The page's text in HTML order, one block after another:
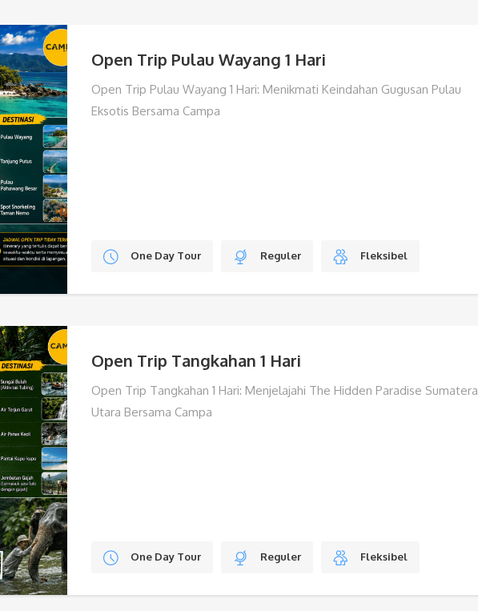
Open Trip Pulau Wayang 1 Hari
Open Trip Pulau Wayang 1 Hari: Menikmati Keindahan Gugusan Pulau
Eksotis Bersama Campa
One Day Tour Reguler Fleksibel
Open Trip Tangkahan 1 Hari
Open Trip Tangkahan 1 Hari: Menjelajahi The Hidden Paradise Sumatera
Utara Bersama Campa
One Day Tour Reguler Fleksibel